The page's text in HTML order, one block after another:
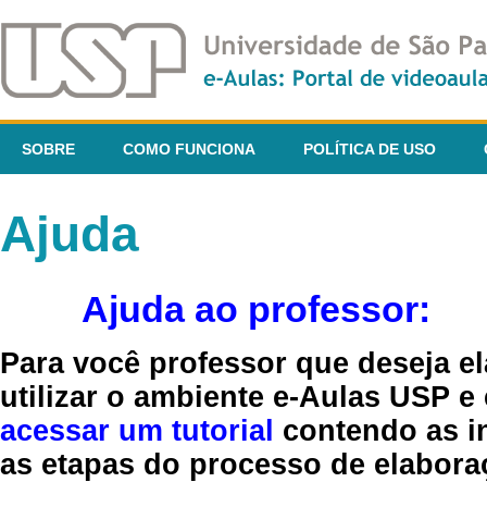
SOBRE COMO FUNCIONA POLÍTICA DE USO
Ajuda
Ajuda ao professor:
Para você professor que deseja
utilizar o ambiente e-Aulas USP
acessar um tutorial contendo as
as etapas do processo de